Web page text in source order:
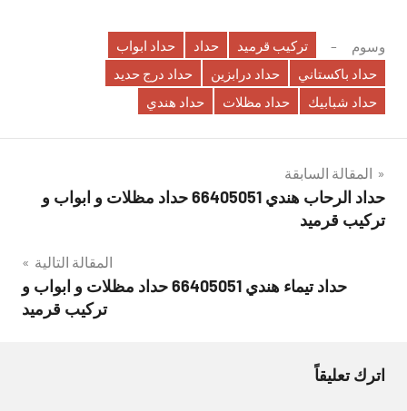
وسوم تركيب قرميد حداد
حداد ابواب
حداد باكستاني
حداد درابزين
حداد درج حديد
حداد شبابيك
حداد مظلات حداد هندي
تصفّح
المقالات
المقالة السابقة
حداد الرحاب هندي 66405051 حداد مظلات و ابواب و
تركيب قرميد
المقالة التالية
حداد تيماء هندي 66405051 حداد مظلات و ابواب و
تركيب قرميد
اترك تعليقاً